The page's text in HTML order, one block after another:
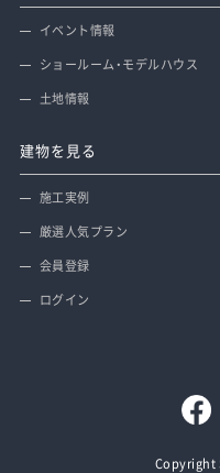
イベント情報
ショールーム・モデルハウス
土地情報
建物を見る
施工実例
厳選人気プラン
会員登録
ログイン
Copyright